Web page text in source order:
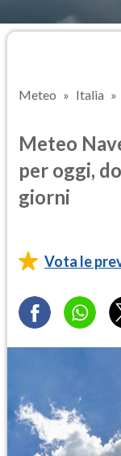
Meteo Italia
Meteo
per oggi,
giorni
Vota le